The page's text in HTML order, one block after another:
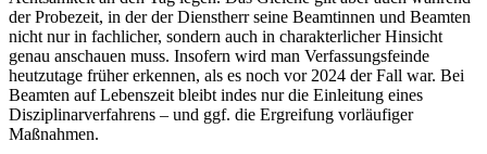
der Probezeit, in der der Dienstherr seine Beamtinnen und Beamten
nicht nur in fachlicher, sondern auch in charakterlicher Hinsicht
genau anschauen muss. Insofern wird man Verfassungsfeinde
heutzutage früher erkennen, als es noch vor 2024 der Fall war. Bei
Beamten auf Lebenszeit bleibt indes nur die Einleitung eines
Disziplinarverfahrens – und ggf. die Ergreifung vorläufiger
Maßnahmen.